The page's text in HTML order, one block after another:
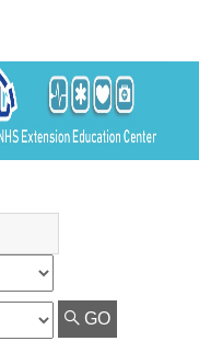
GO